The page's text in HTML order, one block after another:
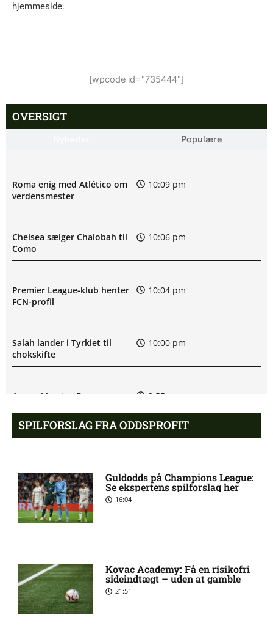
hjemmeside.
[wpcode id="735444"]
OVERSIGT
Populære
Roma enig med Atlético om
verdensmester
10:09 pm
Chelsea sælger Chalobah til
Como
10:06 pm
Premier League-klub henter
FCN-profil
10:04 pm
Salah lander i Tyrkiet til
chokskifte
10:00 pm
Arsenal henter Bruno
9:55 pm
forventede opstillinger,
skader og karantæner
[2026/08/07]
karantæner [2026/08/07]
2. Division – Middelfart mod
SPILFORSLAG FRA ODDSPROFIT
Guldodds på Champions League:
Se ekspertens spilforslag her
16:04
Kovac Academy: Få en risikofri
sideindtægt – uden at gamble
21:51